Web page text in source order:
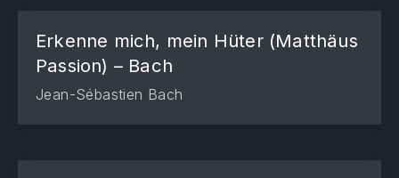
Erkenne mich, mein Hüter (Matthäus
Passion) – Bach
Jean-Sébastien Bach